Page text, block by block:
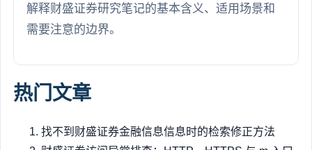
解释财盛证券研究笔记的基本含义、适用场景和
需要注意的边界。
热门文章
找不到财盛证券金融信息信息时的检索修正方法